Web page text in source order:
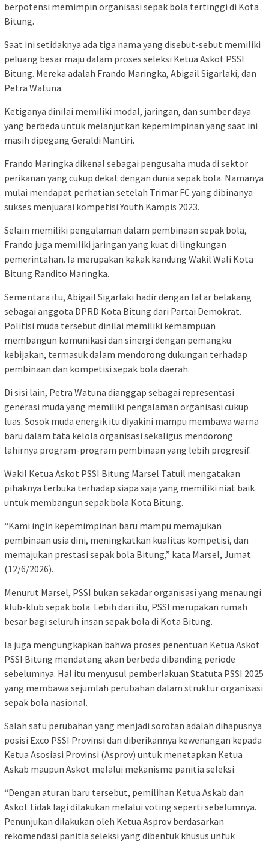
berpotensi memimpin organisasi sepak bola tertinggi di Kota
Bitung.
Saat ini setidaknya ada tiga nama yang disebut-sebut memiliki
peluang besar maju dalam proses seleksi Ketua Askot PSSI
Bitung. Mereka adalah Frando Maringka, Abigail Sigarlaki, dan
Petra Watuna.
Ketiganya dinilai memiliki modal, jaringan, dan sumber daya
yang berbeda untuk melanjutkan kepemimpinan yang saat ini
masih dipegang Geraldi Mantiri.
Frando Maringka dikenal sebagai pengusaha muda di sektor
perikanan yang cukup dekat dengan dunia sepak bola. Namanya
mulai mendapat perhatian setelah Trimar FC yang dibinanya
sukses menjuarai kompetisi Youth Kampis 2023.
Selain memiliki pengalaman dalam pembinaan sepak bola,
Frando juga memiliki jaringan yang kuat di lingkungan
pemerintahan. Ia merupakan kakak kandung Wakil Wali Kota
Bitung Randito Maringka.
Sementara itu, Abigail Sigarlaki hadir dengan latar belakang
sebagai anggota DPRD Kota Bitung dari Partai Demokrat.
Politisi muda tersebut dinilai memiliki kemampuan
membangun komunikasi dan sinergi dengan pemangku
kebijakan, termasuk dalam mendorong dukungan terhadap
pembinaan dan kompetisi sepak bola daerah.
Di sisi lain, Petra Watuna dianggap sebagai representasi
generasi muda yang memiliki pengalaman organisasi cukup
luas. Sosok muda energik itu diyakini mampu membawa warna
baru dalam tata kelola organisasi sekaligus mendorong
lahirnya program-program pembinaan yang lebih progresif.
Wakil Ketua Askot PSSI Bitung Marsel Tatuil mengatakan
pihaknya terbuka terhadap siapa saja yang memiliki niat baik
untuk membangun sepak bola Kota Bitung.
“Kami ingin kepemimpinan baru mampu memajukan
pembinaan usia dini, meningkatkan kualitas kompetisi, dan
memajukan prestasi sepak bola Bitung,” kata Marsel, Jumat
(12/6/2026).
Menurut Marsel, PSSI bukan sekadar organisasi yang menaungi
klub-klub sepak bola. Lebih dari itu, PSSI merupakan rumah
besar bagi seluruh insan sepak bola di Kota Bitung.
Ia juga mengungkapkan bahwa proses penentuan Ketua Askot
PSSI Bitung mendatang akan berbeda dibanding periode
sebelumnya. Hal itu menyusul pemberlakuan Statuta PSSI 2025
yang membawa sejumlah perubahan dalam struktur organisasi
sepak bola nasional.
Salah satu perubahan yang menjadi sorotan adalah dihapusnya
posisi Exco PSSI Provinsi dan diberikannya kewenangan kepada
Ketua Asosiasi Provinsi (Asprov) untuk menetapkan Ketua
Askab maupun Askot melalui mekanisme panitia seleksi.
“Dengan aturan baru tersebut, pemilihan Ketua Askab dan
Askot tidak lagi dilakukan melalui voting seperti sebelumnya.
Penunjukan dilakukan oleh Ketua Asprov berdasarkan
rekomendasi panitia seleksi yang dibentuk khusus untuk